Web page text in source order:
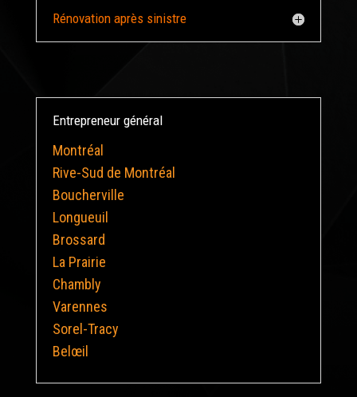
Rénovation après sinistre
Entrepreneur général
Montréal
Rive-Sud de Montréal
Boucherville
Longueuil
Brossard
La Prairie
Chambly
Varennes
Sorel-Tracy
Belœil